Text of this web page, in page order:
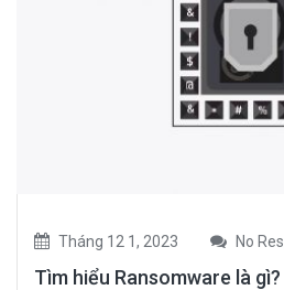
Tháng 12 1, 2023 No
Tìm hiểu Ransomware là